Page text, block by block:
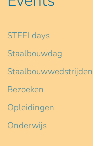
STEELdays
Staalbouwdag
Staalbouwwedstrijden
Bezoeken
Opleidingen
Onderwijs